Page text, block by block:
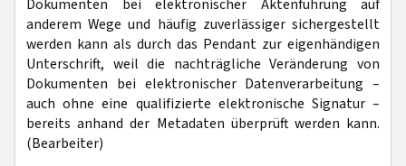
Dokumenten bei elektronischer Aktenführung auf
anderem Wege und häufig zuverlässiger sichergestellt
werden kann als durch das Pendant zur eigenhändigen
Unterschrift, weil die nachträgliche Veränderung von
Dokumenten bei elektronischer Datenverarbeitung –
auch ohne eine qualifizierte elektronische Signatur –
bereits anhand der Metadaten überprüft werden kann.
(Bearbeiter)